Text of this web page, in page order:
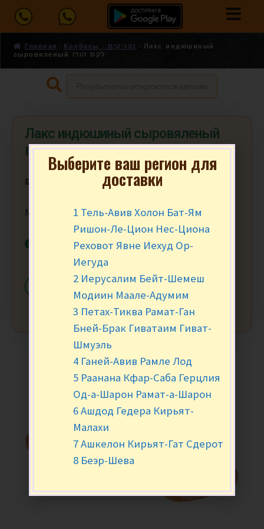
Главная Колбасы - נקניקים
Лакс индюшиный
сыровяленый לקס הודו
Лакс индюшиный сыровяленый
לקס הודו
₪ за 100 гр.
Мин заказ от 200 гр. (2)
В наличии
+
Выберите ваш регион для
доставки
1 Тель-Авив Холон Бат-Ям
Ришон-Ле-Цион Нес-Циона
Реховот Явне Иехуд Ор-
Иегуда
2 Иерусалим Бейт-Шемеш
Модиин Маале-Адумим
3 Петах-Тиква Рамат-Ган
Бней-Брак Гиватаим Гиват-
Шмуэль
4 Ганей-Авив Рамле Лод
5 Раанана Кфар-Саба Герцлия
Од-а-Шарон Рамат-а-Шарон
6 Ашдод Гедера Кирьят-
Малахи
7 Ашкелон Кирьят-Гат Сдерот
8 Беэр-Шева